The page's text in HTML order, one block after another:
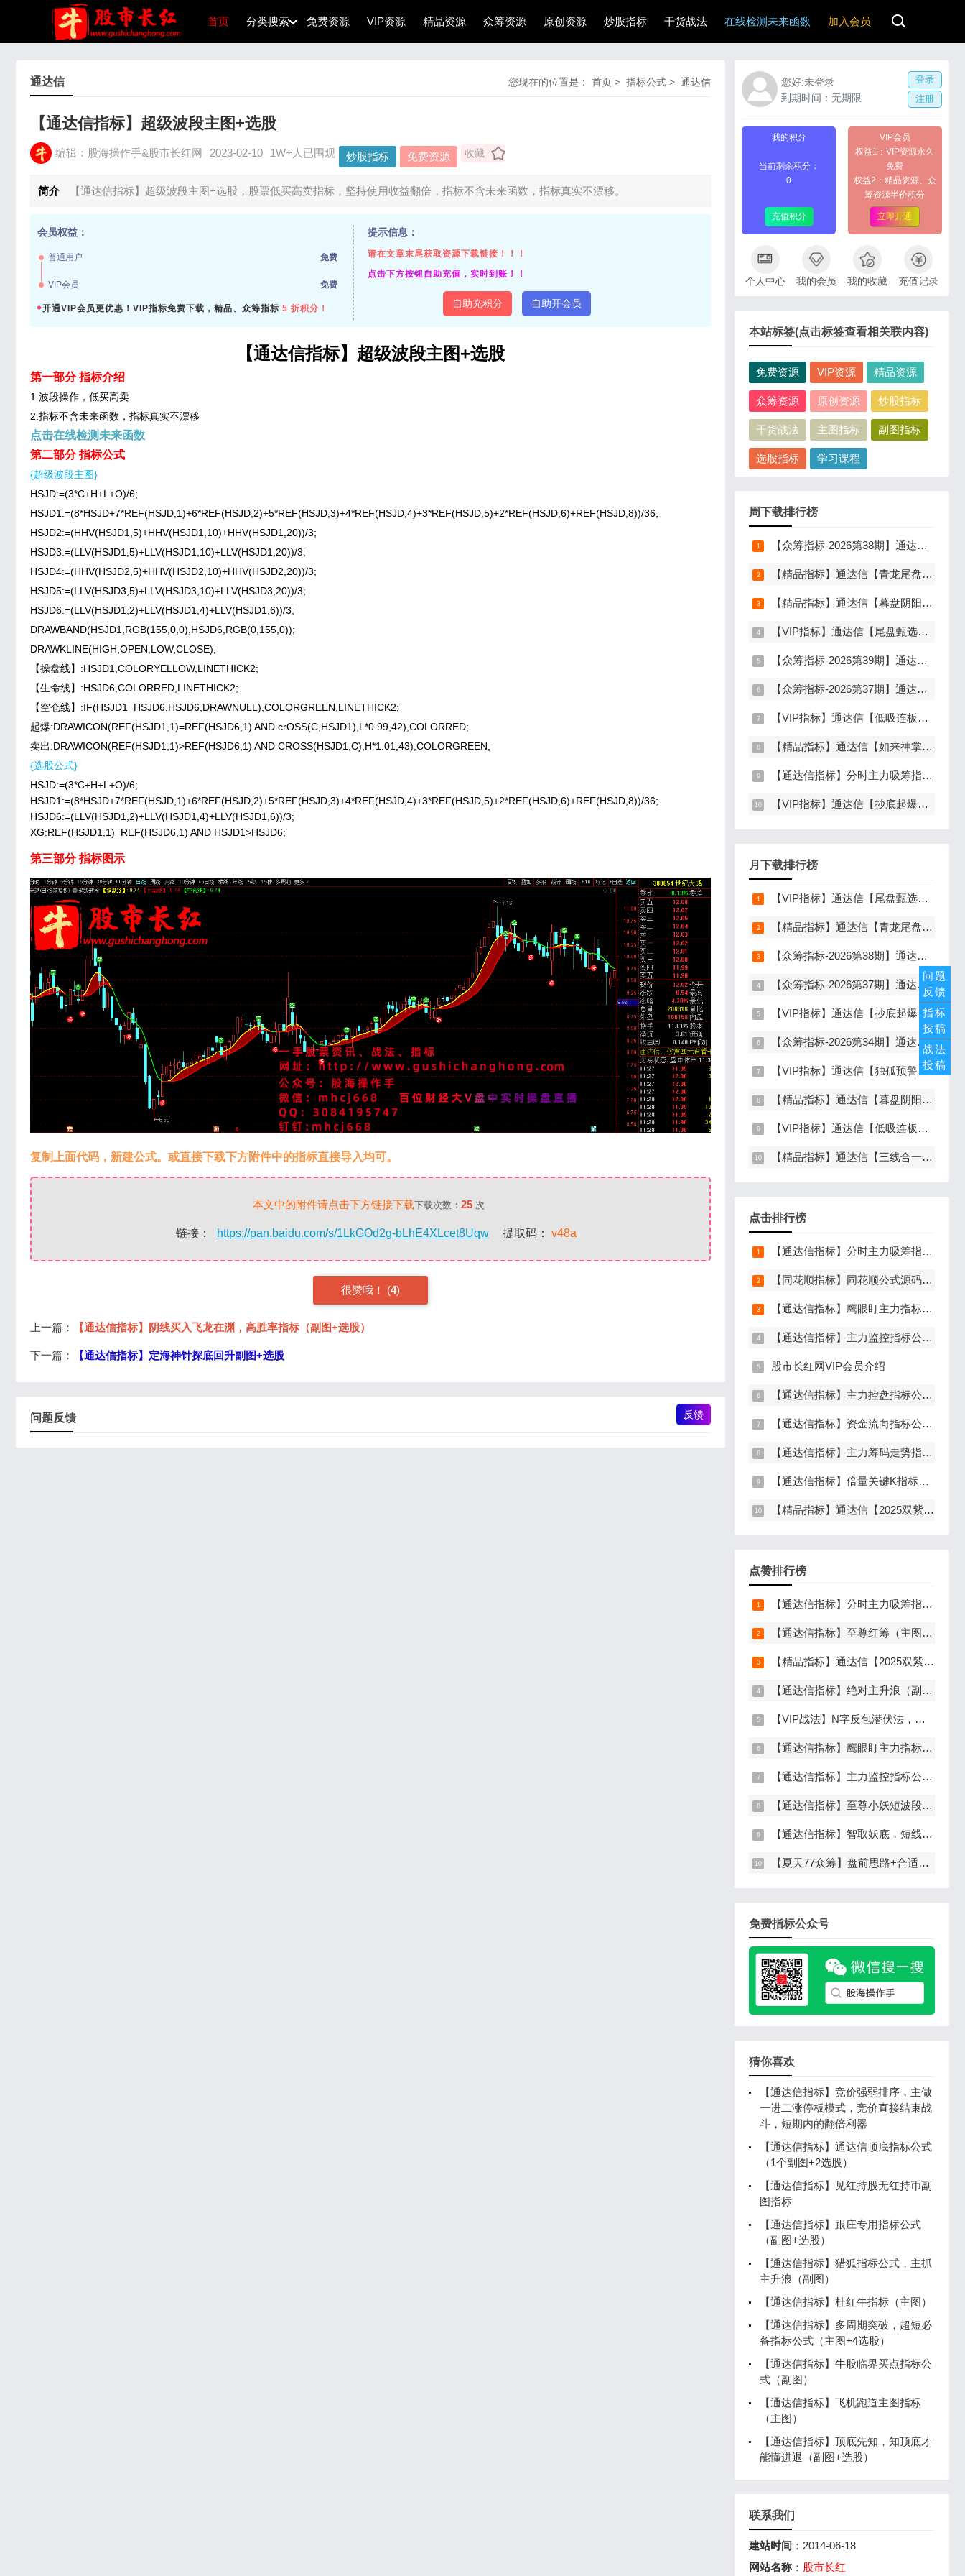
首页 分类搜索 免费资源 VIP资源 精品资源 众筹资源 原创资源 炒股指标 干货战法 在线检测未来函数 加入会员
您好:未登录
到期时间：无期限
登录
注册
我的积分
当前剩余积分：
0
充值积分
VIP会员
权益1：VIP资源永久
免费
权益2：精品资源、众
筹资源半价积分
立即开通
个人中心 我的会员 我的收藏 充值记录
您现在的位置是： 首页 > 指标公式 > 通达信
通达信
【通达信指标】超级波段主图+选股
编辑：股海操作手&股市长红网 2023-02-10 1W+人已围观 炒股指标 免费资源 收藏
简介 【通达信指标】超级波段主图+选股，股票低买高卖指标，坚持使用收益翻倍，指标不含未来函数，指标真实不漂移。
会员权益：
普通用户 免费
VIP会员 免费
开通VIP会员更优惠！VIP指标免费下载，精品、众筹指标 5 折积分！
提示信息：
请在文章末尾获取资源下载链接！！！
点击下方按钮自助充值，实时到账！！
自助充积分 自助开会员
【通达信指标】超级波段主图+选股
第一部分 指标介绍
1.波段操作，低买高卖
2.指标不含未来函数，指标真实不漂移
点击在线检测未来函数
第二部分 指标公式
{超级波段主图}
HSJD:=(3*C+H+L+O)/6;
HSJD1:=(8*HSJD+7*REF(HSJD,1)+6*REF(HSJD,2)+5*REF(HSJD,3)+4*REF(HSJD,4)+3*REF(HSJD,5)+2*REF(HSJD,6)+REF(HSJD,8))/36;
HSJD2:=(HHV(HSJD1,5)+HHV(HSJD1,10)+HHV(HSJD1,20))/3;
HSJD3:=(LLV(HSJD1,5)+LLV(HSJD1,10)+LLV(HSJD1,20))/3;
HSJD4:=(HHV(HSJD2,5)+HHV(HSJD2,10)+HHV(HSJD2,20))/3;
HSJD5:=(LLV(HSJD3,5)+LLV(HSJD3,10)+LLV(HSJD3,20))/3;
HSJD6:=(LLV(HSJD1,2)+LLV(HSJD1,4)+LLV(HSJD1,6))/3;
DRAWBAND(HSJD1,RGB(155,0,0),HSJD6,RGB(0,155,0));
DRAWKLINE(HIGH,OPEN,LOW,CLOSE);
【操盘线】:HSJD1,COLORYELLOW,LINETHICK2;
【生命线】:HSJD6,COLORRED,LINETHICK2;
【空仓线】:IF(HSJD1=HSJD6,HSJD6,DRAWNULL),COLORGREEN,LINETHICK2;
起爆:DRAWICON(REF(HSJD1,1)=REF(HSJD6,1) AND crOSS(C,HSJD1),L*0.99,42),COLORRED;
卖出:DRAWICON(REF(HSJD1,1)>REF(HSJD6,1) AND CROSS(HSJD1,C),H*1.01,43),COLORGREEN;
{选股公式}
HSJD:=(3*C+H+L+O)/6;
HSJD1:=(8*HSJD+7*REF(HSJD,1)+6*REF(HSJD,2)+5*REF(HSJD,3)+4*REF(HSJD,4)+3*REF(HSJD,5)+2*REF(HSJD,6)+REF(HSJD,8))/36;
HSJD6:=(LLV(HSJD1,2)+LLV(HSJD1,4)+LLV(HSJD1,6))/3;
XG:REF(HSJD1,1)=REF(HSJD6,1) AND HSJD1>HSJD6;
第三部分 指标图示
复制上面代码，新建公式。或直接下载下方附件中的指标直接导入均可。
本文中的附件请点击下方链接下载下载次数： 25 次
链接： https://pan.baidu.com/s/1LkGOd2g-bLhE4XLcet8Uqw 提取码： v48a
很赞哦！ (4)
上一篇： 【通达信指标】阴线买入飞龙在渊，高胜率指标（副图+选股）
下一篇： 【通达信指标】定海神针探底回升副图+选股
问题反馈 反馈
本站标签(点击标签查看相关联内容)
免费资源 VIP资源 精品资源
众筹资源 原创资源 炒股指标
干货战法 主图指标 副图指标
选股指标 学习课程
周下载排行榜
【众筹指标-2026第38期】通达信【分歧转多】指标，主图、副图、选股，首板分歧低吸二波行情，信号少，胜率高，手机电脑通达信通用
【精品指标】通达信【青龙尾盘】指标，副图排序，分时主图，排序潜伏，次日套利，信号可回看，超短策略，仅限电脑通达信使用
【精品指标】通达信【暮盘阴阳序】指标，副图排序，尾盘选股，电脑版量化辅助工具，尾盘排序，信号全天不变，仅限电脑通达信使用
【VIP指标】通达信【尾盘甄选排序】指标，副图排序，短线打造的尾盘战法，今买明卖超短战法，信号可回测，仅限电脑通达信使用
【众筹指标-2026第39期】通达信【山河星池】指标，主图、副图、选股，中短线趋势拐点与量能异动突破，信号少而精，手机电脑通达信通用
【众筹指标-2026第37期】通达信【谛听竞价】指标，副图排序、选股，原价5980元的早盘竞价指标，可回测历史数据，信号全天不变，开放源码可永久使用，手机电脑通达信通用
【VIP指标】通达信【低吸连板前】指标，主图、副图、选股，埋伏连板前的节点，信号不漂移，手机电脑通达信通用
【精品指标】通达信【如来神掌】指标，副图、选股，有筹码进场，堪称金钻，仅限电脑通达信使用
【通达信指标】分时主力吸筹指标公式，分时量中显主力（分时副图）
【VIP指标】通达信【抄底起爆】指标，主图、副图、选股，趋势缩量放量三重信号确认，解决抄底总在半山腰难题，手机电脑通达信通用
月下载排行榜
【VIP指标】通达信【尾盘甄选排序】指标，副图排序，短线打造的尾盘战法，今买明卖超短战法，信号可回测，仅限电脑通达信使用
【精品指标】通达信【青龙尾盘】指标，副图排序，分时主图，排序潜伏，次日套利，信号可回看，超短策略，仅限电脑通达信使用
【众筹指标-2026第38期】通达信【分歧转多】指标，主图、副图、选股，首板分歧低吸二波行情，信号少，胜率高，手机电脑通达信通用
【众筹指标-2026第37期】通达信【谛听竞价】指标，副图排序、选股，原价5980元的早盘竞价指标，可回测历史数据，信号全天不变，开放源码可永久使用，手机电脑通达信通用
【VIP指标】通达信【抄底起爆】指标，主图、副图、选股，趋势缩量放量三重信号确认，解决抄底总在半山腰难题，手机电脑通达信通用
【众筹指标-2026第34期】通达信【空间分歧转一致】指标，主图、副图、选股，中长线波段低吸，分歧后一致量化信号，低吸二波，无未来函数，手机电脑通达信通用
【VIP指标】通达信【独孤预警】指标，副图、选股，码力金矿独创趋势企稳预警，无未来函数，手机电脑通达信通用
【精品指标】通达信【暮盘阴阳序】指标，副图排序，尾盘选股，电脑版量化辅助工具，尾盘排序，信号全天不变，仅限电脑通达信使用
【VIP指标】通达信【低吸连板前】指标，主图、副图、选股，埋伏连板前的节点，信号不漂移，手机电脑通达信通用
【精品指标】通达信【三线合一】指标，三线粘合必涨，无未来函数，手机电脑通达信通用
点击排行榜
【通达信指标】分时主力吸筹指标公式，分时量中显主力（分时副图）
【同花顺指标】同花顺公式源码导入方法详细图文教程
【通达信指标】鹰眼盯主力指标公式，发现主力异动资金（副图+选股）
【通达信指标】主力监控指标公式，监控主力资金和筹码异动（副图+选股）
股市长红网VIP会员介绍
【通达信指标】主力控盘指标公式，监控到主力控盘时间越长，后期爆发力越大（副图+选股）
【通达信指标】资金流向指标公式，主力加速建仓（副图+选股）
【通达信指标】主力筹码走势指标公式，主力吸筹，筹码集中度解析，挖掘大资金信号（副图+选股）
【通达信指标】倍量关键K指标公式，倍量三合一，关键起涨K线（主图+副图+选股）
【精品指标】通达信【2025双紫擒龙】指标，新版主图、副图、选股，主力吸筹套装，手机电脑通达信通用
点赞排行榜
【通达信指标】分时主力吸筹指标公式，分时量中显主力（分时副图）
【通达信指标】至尊红筹（主图+副图+选股）原价9999元的全套指标
【精品指标】通达信【2025双紫擒龙】指标，新版主图、副图、选股，主力吸筹套装，手机电脑通达信通用
【通达信指标】绝对主升浪（副图+选股）
【VIP战法】N字反包潜伏法，主升龙头真经12级粉丝专属战法，节点潜伏
【通达信指标】鹰眼盯主力指标公式，发现主力异动资金（副图+选股）
【通达信指标】主力监控指标公式，监控主力资金和筹码异动（副图+选股）
【通达信指标】至尊小妖短波段起爆点（主图+副图+选股）
【通达信指标】智取妖底，短线精准抄底系统，主做未来上涨大波段
【夏天77众筹】盘前思路+合适位置介入点短线逻辑分享
免费指标公众号
猜你喜欢
【通达信指标】竞价强弱排序，主做
一进二涨停板模式，竞价直接结束战
斗，短期内的翻倍利器
【通达信指标】通达信顶底指标公式
（1个副图+2选股）
【通达信指标】见红持股无红持币副
图指标
【通达信指标】跟庄专用指标公式
（副图+选股）
【通达信指标】猎狐指标公式，主抓
主升浪（副图）
【通达信指标】杜红牛指标（主图）
【通达信指标】多周期突破，超短必
备指标公式（主图+4选股）
【通达信指标】牛股临界买点指标公
式（副图）
【通达信指标】飞机跑道主图指标
（主图）
【通达信指标】顶底先知，知顶底才
能懂进退（副图+选股）
联系我们
建站时间 ：2014-06-18
网站名称： 股市长红
问题
反馈
指标
投稿
战法
投稿